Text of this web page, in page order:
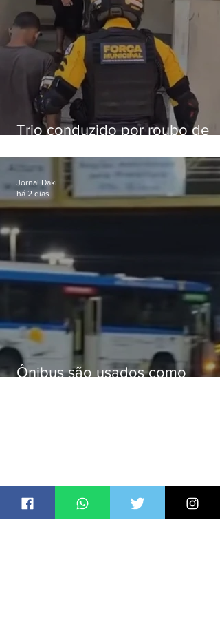
Trio conduzido por roubo de
passagens
Ônibus são usados como
Jornal Daki
há 2 dias